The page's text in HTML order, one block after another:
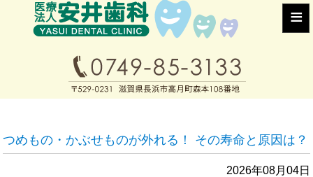
≡
つめもの・かぶせものが外れる！ その寿命と原因は？
2026年08月04日